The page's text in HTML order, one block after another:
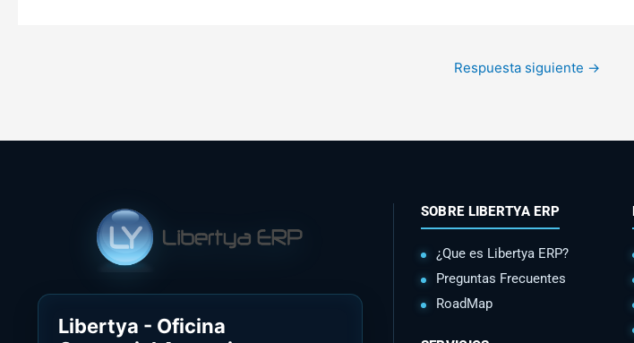
Respuesta siguiente →
Libertya - Oficina
SOBRE LIBERTYA ERP
¿Que es Libertya ERP?
Preguntas Frecuentes
RoadMap